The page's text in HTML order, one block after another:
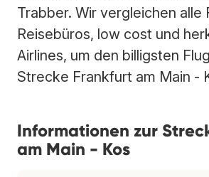
Trabber. Wir vergleichen alle
Reisebüros, low cost und
Airlines, um den billigsten
Strecke Frankfurt am Main -
Informationen zur
am Main - Kos